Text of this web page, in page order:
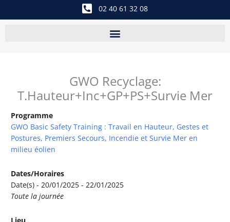
02 40 61 32 08
GWO Recyclage:
T.Hauteur+Inc+GP+PS+Survie Mer
Programme
GWO Basic Safety Training : Travail en Hauteur, Gestes et
Postures, Premiers Secours, Incendie et Survie Mer en
milieu éolien
Dates/Horaires
Date(s) - 20/01/2025 - 22/01/2025
Toute la journée